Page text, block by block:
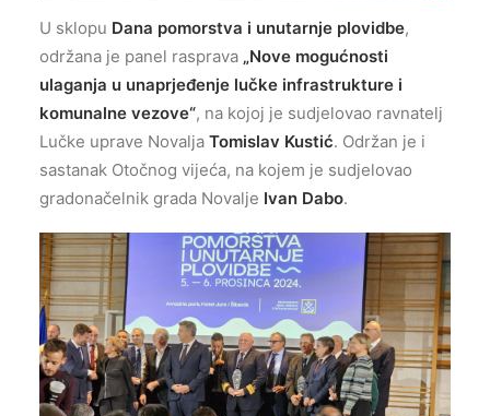
U sklopu Dana pomorstva i unutarnje plovidbe,
održana je panel rasprava „Nove mogućnosti
ulaganja u unaprjeđenje lučke infrastrukture i
komunalne vezove“, na kojoj je sudjelovao ravnatelj
Lučke uprave Novalja Tomislav Kustić. Održan je i
sastanak Otočnog vijeća, na kojem je sudjelovao
gradonačelnik grada Novalje Ivan Dabo.